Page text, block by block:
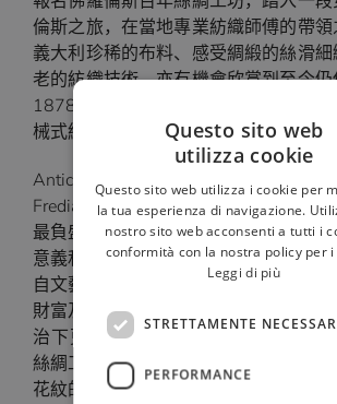
倫斯之旅，在當地專業紡織師傅的帶
義大利珍稀的布料、感受綢緞的絲滑
老的紡織技術，亦有機會欣賞到至今
1878年的貝寧格整經機和18世紀時由
械式紡織機。
Antico Setificio Fiorentino絲綢工坊
Frediano的中心地帶，自 1786 年以
最負盛名的古老工坊之一，也是當地
意義和手工藝傳統價值的絲綢工坊。
自文藝復興以來，絲綢的製造為當時
財富及名望，佛羅倫斯的名聲及財富
治下更為蓬勃強盛，現在的Antico
絲綢工坊即保存有當時的織布機、草
花紋的掛毯供旅客們參觀欣賞。
Questo sito web
utilizza cookie
Questo sito web utilizza i cookie per
la tua esperienza di navigazione.
nostro sito web acconsenti a tutti i
conformità con la nostra policy per i
Leggi di più
STRETTAMENTE
PERFORMANCE